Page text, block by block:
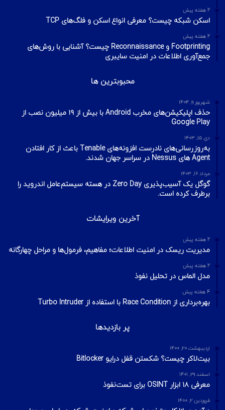
2 هفته پیش
اسکن شبکه چیست؟ معرفی انواع اسکن و فلگ‌های TCP
2 هفته پیش
Footprinting و Reconnaissance چیست؟ آشنایی با روش‌های
جمع‌آوری اطلاعات در امنیت سایبری
محبوبترین ها
شهریور ۹, ۱۴۰۴
حذف اپلیکیشن‌های مخرب Android با بیش از ۱۹ میلیون نصب از
Google Play
دی ۱۵, ۱۴۰۳
به‌روزرسانی‌های نادرست افزونه‌های Tenable باعث از کار افتادن
Agent های Nessus در سراسر جهان شدند.
مرداد ۱۶, ۱۴۰۳
گوگل یک آسیب‌پذیری Zero Day در هسته سیستم‌عامل اندروید را
برطرف کرده است.
آخرین ویرایشات
2 هفته پیش
مدیریت ریسک در امنیت اطلاعات؛ مفاهیم، فرمول‌ها و مراحل چهارگانه
2 هفته پیش
مدل الماس در تحلیل نفوذ
4 هفته پیش
بهره‌برداری از Race Condition با استفاده از Turbo Intruder
پر بازدیدها
اردیبهشت ۲۰, ۱۴۰۰
بیت‌لاکر چیست؟ شکستن قفل درایو Bitlocker
اسفند ۲۹, ۱۴۰۱
معرفی ۱۸ ابزار OSINT برای تست‌نفوذ
فروردین ۲, ۱۴۰۰